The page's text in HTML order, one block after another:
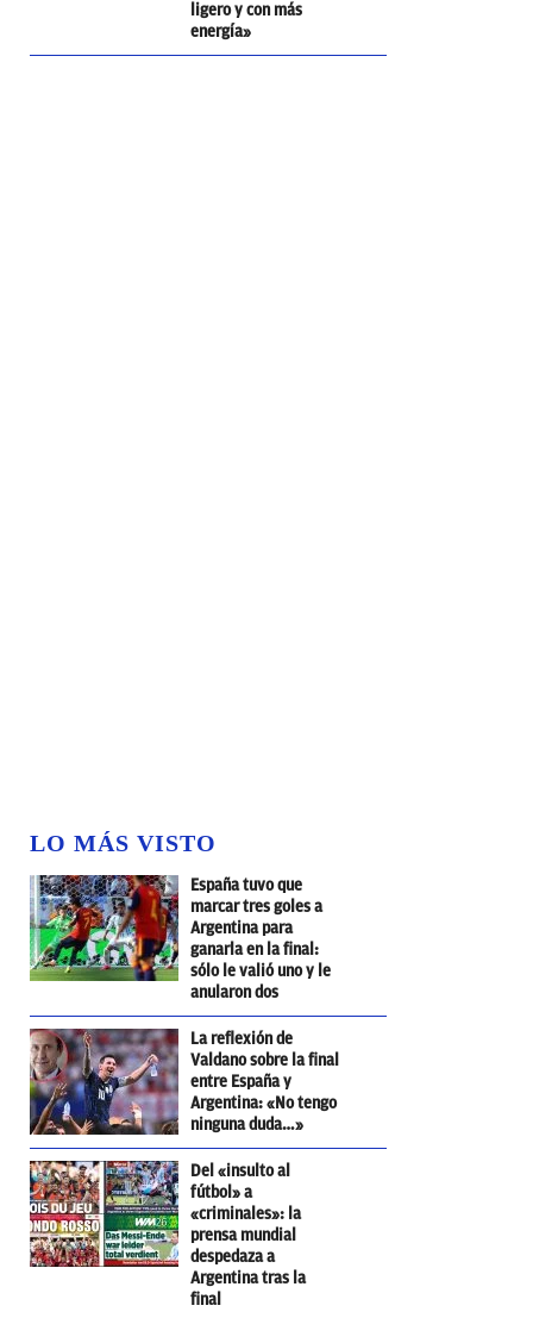
ligero y con más
energía»
LO MÁS VISTO
España tuvo que
marcar tres goles a
Argentina para
ganarla en la final:
sólo le valió uno y le
anularon dos
La reflexión de
Valdano sobre la final
entre España y
Argentina: «No tengo
ninguna duda…»
Del «insulto al
fútbol» a
«criminales»: la
prensa mundial
despedaza a
Argentina tras la
final